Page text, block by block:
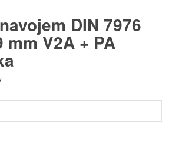
DIN 7976
mm V2A + PA